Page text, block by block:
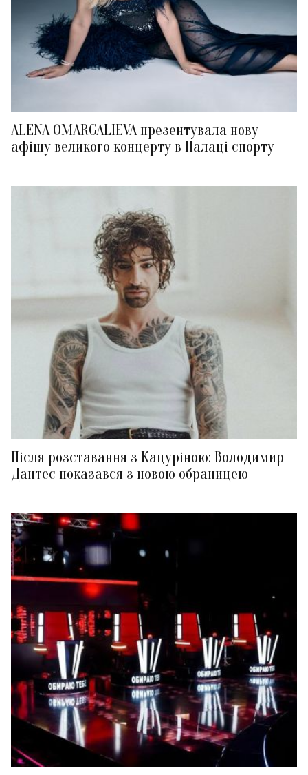
ALENA OMARGALIEVA презентувала нову
афішу великого концерту в Палаці спорту
Після розставання з Кацуріною: Володимир
Дантес показався з новою обраницею